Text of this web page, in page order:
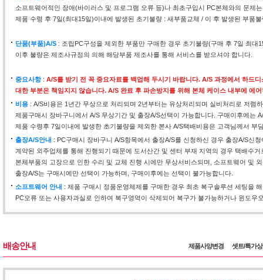
소프트웨어적인 장애(바이러스 및 프로그램 오류 등)나 최초구입시 PC본체와의 문제
제품 수령 후 7일(최대15일)이내에 발생된 초기불량 : 새부품교체 / 이 후 발생된 부품
단품(부품)A/S : 조립PC구성을 제외한 부품만 구매한 경우 초기불량(구매 후 7일 최대
이후 불량은 제조사규정의 의해 해당부품 제조사를 통해 서비스를 받으셔야 합니다.
중요사항: A/S를 받기 전 꼭 중요자료를 백업해 두시기 바랍니다. A/S 과정에서 하드
대한 부분은 책임지지 않습니다. A/S 완료 후 파손방지를 위해 본체 케이스 내부에 에
비용 : A/S비용은 1년간 무상으로 처리되며 2년부터는 유상처리되며 실비처리로 저렴
제품구매시 장바구니에서 A/S 무상기간 및 출장A/S선택이 가능합니다. 구매이후에는
제품 수령후 7일이내에 발생한 초기불량을 제외한 본사 A/S택배비용은 고객님께서 부
출장A/S안내 : PC구매시 장바구니 A/S항목에서 출장A/S를 신청하신 경우 출장A/S신
계약된 외주업체를 통해 진행되기 때문에 도서산간 및 센터 부재 지역의 경우 택배수
본체부품의 고장으로 인한 수리 및 교체 진행 시에만 무상서비스되며, 소프트웨어 및
출장A/S는 구매시에만 선택이 가능하며, 구매이후에는 선택이 불가능합니다.
소프트웨어 안내 : 제품 구매시 정품운영체제를 구매한 경우 최초 복구솔루션 세팅을
PC오류 또는 사용자과실로 인하여 복구영역이 삭제되어 복구가 불가능하거나 윈도
배송안내 제품사양변경 셋트/특가